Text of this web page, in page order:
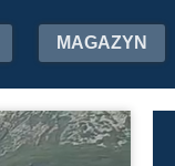
MAGAZYN